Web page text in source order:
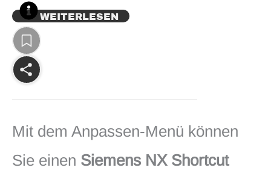
WEITERLESEN
Mit dem Anpassen-Menü können
Sie einen Siemens NX Shortcut